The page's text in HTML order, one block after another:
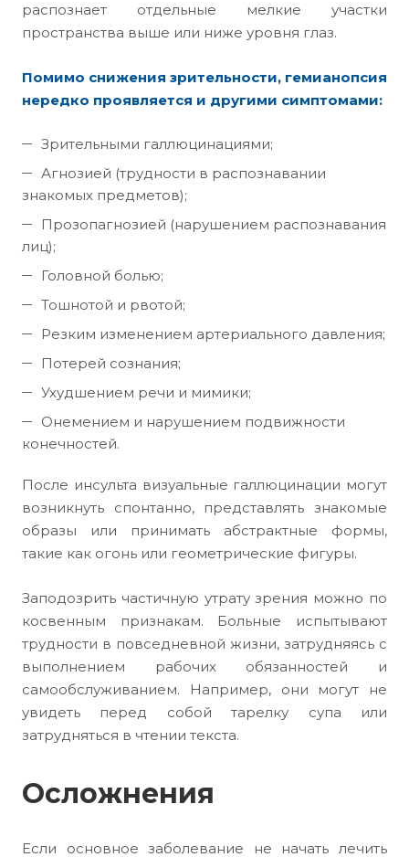
распознает отдельные мелкие участки
пространства выше или ниже уровня глаз.
Помимо снижения зрительности, гемианопсия
нередко проявляется и другими симптомами:
Зрительными галлюцинациями;
Агнозией (трудности в распознавании
знакомых предметов);
Прозопагнозией (нарушением распознавания
лиц);
Головной болью;
Тошнотой и рвотой;
Резким изменением артериального давления;
Потерей сознания;
Ухудшением речи и мимики;
Онемением и нарушением подвижности
конечностей.
После инсульта визуальные галлюцинации могут
возникнуть спонтанно, представлять знакомые
образы или принимать абстрактные формы,
такие как огонь или геометрические фигуры.
Заподозрить частичную утрату зрения можно по
косвенным признакам. Больные испытывают
трудности в повседневной жизни, затрудняясь с
выполнением рабочих обязанностей и
самообслуживанием. Например, они могут не
увидеть перед собой тарелку супа или
затрудняться в чтении текста.
Осложнения
Если основное заболевание не начать лечить